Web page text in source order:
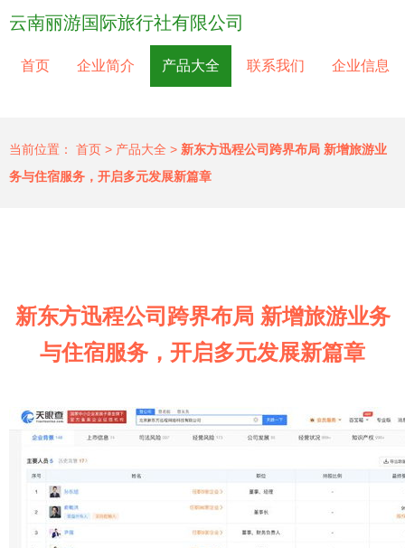
云南丽游国际旅行社有限公司
首页 企业简介 产品大全 联系我们 企业信息
当前位置： 首页 > 产品大全 > 新东方迅程公司跨界布局 新增旅游业
务与住宿服务，开启多元发展新篇章
新东方迅程公司跨界布局 新增旅游业务
与住宿服务，开启多元发展新篇章